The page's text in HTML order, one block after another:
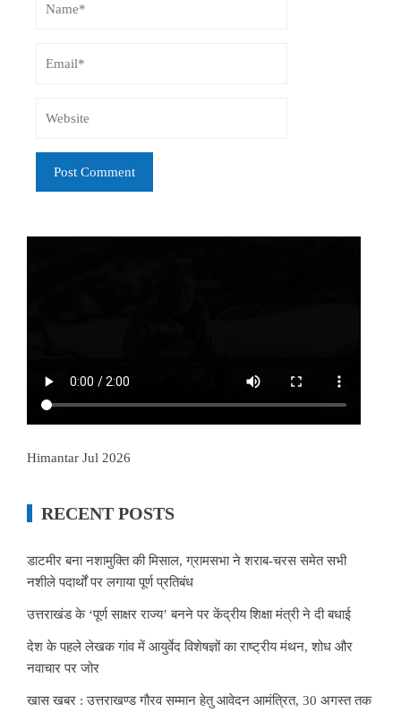
Himantar Jul 2026
RECENT POSTS
डाटमीर बना नशामुक्ति की मिसाल, ग्रामसभा ने शराब-चरस समेत सभी
नशीले पदार्थों पर लगाया पूर्ण प्रतिबंध
उत्तराखंड के ‘पूर्ण साक्षर राज्य’ बनने पर केंद्रीय शिक्षा मंत्री ने दी बधाई
देश के पहले लेखक गांव में आयुर्वेद विशेषज्ञों का राष्ट्रीय मंथन, शोध और
नवाचार पर जोर
खास खबर : उत्तराखण्ड गौरव सम्मान हेतु आवेदन आमंत्रित, 30 अगस्त तक